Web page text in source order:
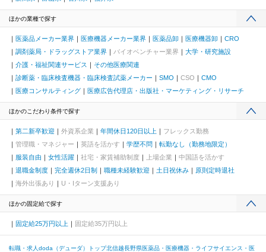
ほかの業種で探す
医薬品メーカー業界 医療機器メーカー業界 医薬品卸 医療機器卸
CRO
調剤薬局・ドラッグストア業界
バイオベンチャー業界
大学・研究施設
介護・福祉関連サービス
その他医療関連
診断薬・臨床検査機器・臨床検査試薬メーカー
SMO CSO
CMO
医療コンサルティング
医療広告代理店・出版社・マーケティング・リサーチ
ほかのこだわり条件で探す
第二新卒歓迎 外資系企業 年間休日120日以上
フレックス勤務
管理職・マネジャー
英語を活かす 学歴不問
転勤なし（勤務地限定）
服装自由
女性活躍 社宅・家賃補助制度 上場企業
中国語を活かす
退職金制度
完全週休2日制 職種未経験歓迎 土日祝休み
原則定時退社
海外出張あり
U・Iターン支援あり
ほかの固定給で探す
固定給25万円以上 固定給35万円以上
転職・求人doda（デューダ）トップ北信越長野県医薬品・医療機器・ライフサイエンス・医